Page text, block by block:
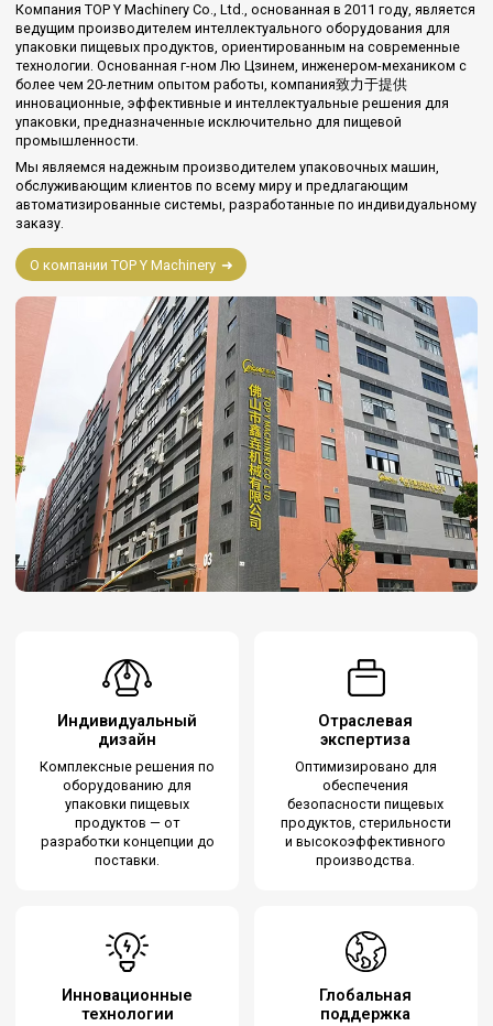
Компания TOP Y Machinery Co., Ltd., основанная в 2011 году, является
ведущим производителем интеллектуального оборудования для
упаковки пищевых продуктов, ориентированным на современные
технологии. Основанная г-ном Лю Цзинем, инженером-механиком с
более чем 20-летним опытом работы, компания致力于提供
инновационные, эффективные и интеллектуальные решения для
упаковки, предназначенные исключительно для пищевой
промышленности.
Мы являемся надежным производителем упаковочных машин,
обслуживающим клиентов по всему миру и предлагающим
автоматизированные системы, разработанные по индивидуальному
заказу.
О компании TOP Y Machinery
Индивидуальный
дизайн
Комплексные решения по
оборудованию для
упаковки пищевых
продуктов — от
разработки концепции до
поставки.
Отраслевая
экспертиза
Оптимизировано для
обеспечения
безопасности пищевых
продуктов, стерильности
и высокоэффективного
производства.
Инновационные
технологии
Глобальная
поддержка